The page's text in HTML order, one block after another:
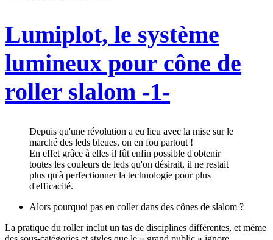
Lumiplot, le système
lumineux pour cône de
roller slalom -1-
Depuis qu'une révolution a eu lieu avec la mise sur le
marché des leds bleues, on en fou partout !
En effet grâce à elles il fût enfin possible d'obtenir
toutes les couleurs de leds qu'on désirait, il ne restait
plus qu'à perfectionner la technologie pour plus
d'efficacité.
Alors pourquoi pas en coller dans des cônes de slalom ?
La pratique du roller inclut un tas de disciplines différentes, et même